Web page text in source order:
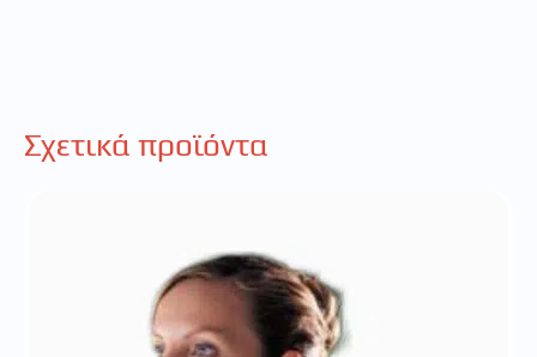
Σχετικά προϊόντα